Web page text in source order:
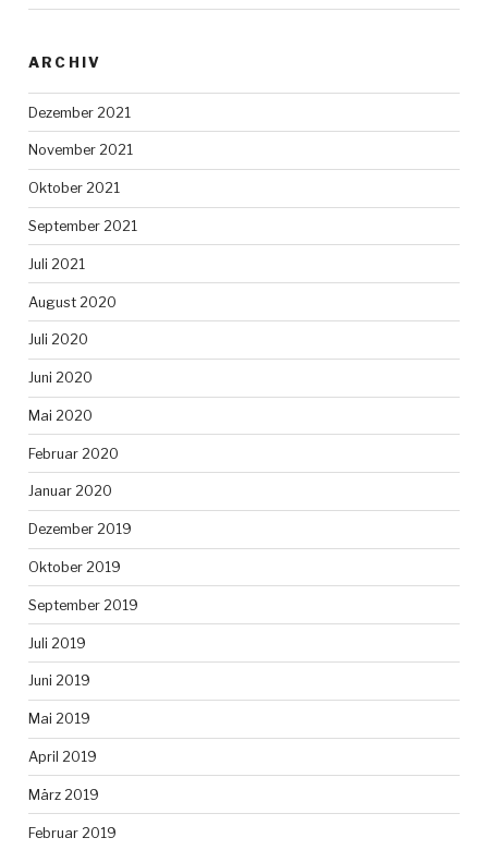
ARCHIV
Dezember 2021
November 2021
Oktober 2021
September 2021
Juli 2021
August 2020
Juli 2020
Juni 2020
Mai 2020
Februar 2020
Januar 2020
Dezember 2019
Oktober 2019
September 2019
Juli 2019
Juni 2019
Mai 2019
April 2019
März 2019
Februar 2019